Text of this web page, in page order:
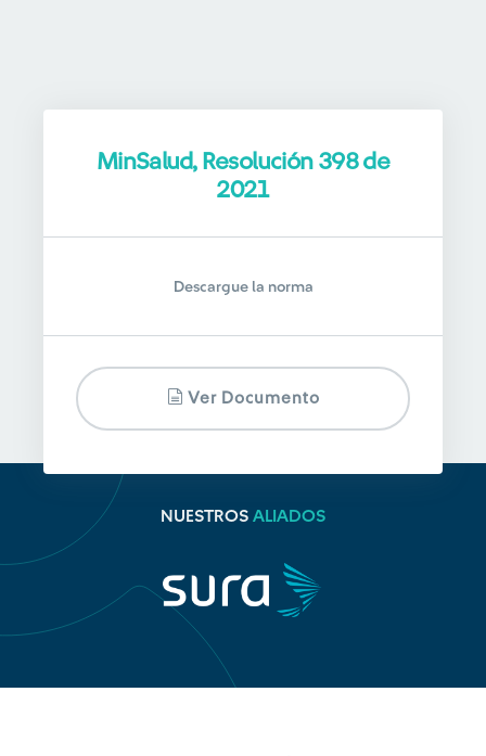
MinSalud, Resolución 398 de
2021
Descargue la norma
Ver Documento
NUESTROS ALIADOS